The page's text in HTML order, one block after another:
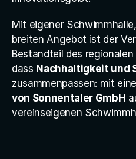
Mit eigener
breiten Angebot ist der
Bestandteil des
dass Nachhaltigkeit und
zusammenpassen: mit
von Sonnentaler GmbH
vereinseigenen